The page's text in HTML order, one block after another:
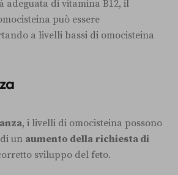
adeguata di vitamina B12, il
può essere
a livelli bassi di omocisteina
, i livelli di omocisteina possono
un aumento della richiesta di
sviluppo del feto.